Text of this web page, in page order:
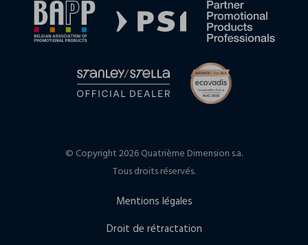
© Copyright 2026 Quatrième Dimension s.a.
Tous droits réservés.
Mentions légales
Droit de rétractation